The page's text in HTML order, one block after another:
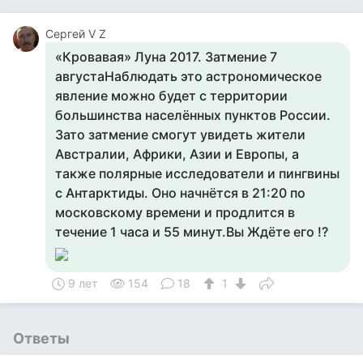
Сергей V Z
«Кровавая» Луна 2017. Затмение 7
августаНаблюдать это астрономическое
явление можно будет с территории
большинства населённых пунктов России.
Зато затмение смогут увидеть жители
Австралии, Африки, Азии и Европы, а
также полярные исследователи и пингвины
с Антарктиды. Оно начнётся в 21:20 по
московскому времени и продлится в
течение 1 часа и 55 минут.Вы Ждёте его !?
9 лет 154 18 1
Ответы